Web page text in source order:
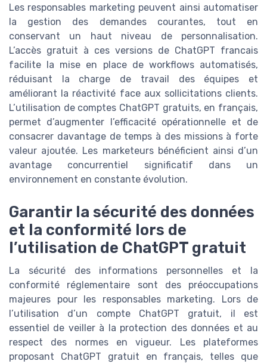
Les responsables marketing peuvent ainsi automatiser
la gestion des demandes courantes, tout en
conservant un haut niveau de personnalisation.
L’accès gratuit à ces versions de ChatGPT francais
facilite la mise en place de workflows automatisés,
réduisant la charge de travail des équipes et
améliorant la réactivité face aux sollicitations clients.
L’utilisation de comptes ChatGPT gratuits, en français,
permet d’augmenter l’efficacité opérationnelle et de
consacrer davantage de temps à des missions à forte
valeur ajoutée. Les marketeurs bénéficient ainsi d’un
avantage concurrentiel significatif dans un
environnement en constante évolution.
Garantir la sécurité des données
et la conformité lors de
l’utilisation de ChatGPT gratuit
La sécurité des informations personnelles et la
conformité réglementaire sont des préoccupations
majeures pour les responsables marketing. Lors de
l’utilisation d’un compte ChatGPT gratuit, il est
essentiel de veiller à la protection des données et au
respect des normes en vigueur. Les plateformes
proposant ChatGPT gratuit en français, telles que